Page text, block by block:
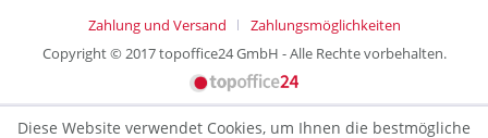
Zahlung und Versand
Zahlungsmöglichkeiten
Copyright © 2017 topoffice24 GmbH - Alle Rechte vorbehalten.
Diese Website verwendet Cookies, um Ihnen die bestmögliche